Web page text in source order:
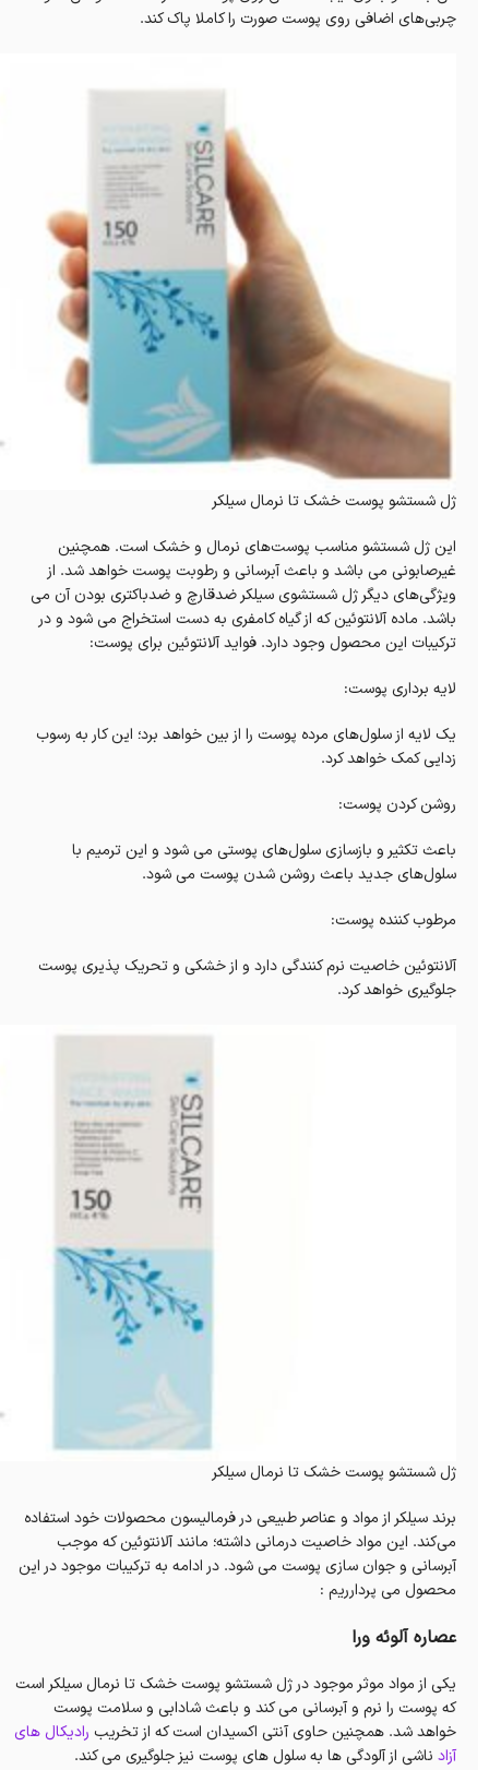
چربی‌های اضافی روی پوست صورت را کاملا پاک کند.
ژل شستشو پوست خشک تا نرمال سیلکر
این ژل شستشو مناسب پوست‌های نرمال و خشک است. همچنین
غیرصابونی می باشد و باعث آبرسانی و رطوبت پوست خواهد شد. از
ویژگی‌های دیگر ژل شستشوی سیلکر ضدقارچ و ضدباکتری بودن آن می
باشد. ماده آلانتوئین که از گیاه کامفری به دست استخراج می شود و در
ترکیبات این محصول وجود دارد. فواید آلانتوئین برای پوست:
لایه برداری پوست:
یک لایه از سلول‌های مرده پوست را از بین خواهد برد؛ این کار به رسوب
زدایی کمک خواهد کرد.
روشن کردن پوست:
باعث تکثیر و بازسازی سلول‌های پوستی می شود و این ترمیم با
سلول‌های جدید باعث روشن شدن پوست می شود.
مرطوب کننده پوست:
آلانتوئین خاصیت نرم کنندگی دارد و از خشکی و تحریک پذیری پوست
جلوگیری خواهد کرد.
ژل شستشو پوست خشک تا نرمال سیلکر
برند سیلکر از مواد و عناصر طبیعی در فرمالیسون محصولات خود استفاده
می‌کند. این مواد خاصیت درمانی داشته؛ مانند آلانتوئین که موجب
آبرسانی و جوان سازی پوست می شود. در ادامه به ترکیبات موجود در این
محصول می پردارریم :
عصاره آلوئه ورا
یکی از مواد موثر موجود در ژل شستشو پوست خشک تا نرمال سیلکر است
که پوست را نرم و آبرسانی می کند و باعث شادابی و سلامت پوست
خواهد شد. همچنین حاوی آنتی اکسیدان است که از تخریب رادیکال های
آزاد ناشی از آلودگی ها به سلول های پوست نیز جلوگیری می کند.